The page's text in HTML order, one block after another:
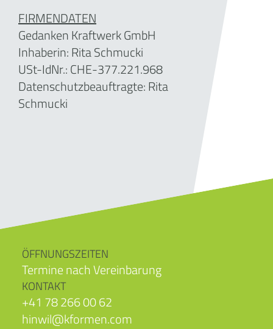
FIRMENDATEN
Gedanken Kraftwerk GmbH
Inhaberin:Rita Schmucki
USt-IdNr.: CHE-377.221.968
Datenschutzbeauftragte: Rita
Schmucki
ÖFFNUNGSZEITEN
Termine nach Vereinbarung
KONTAKT
+41 78 266 00 62
hinwil@kformen.com